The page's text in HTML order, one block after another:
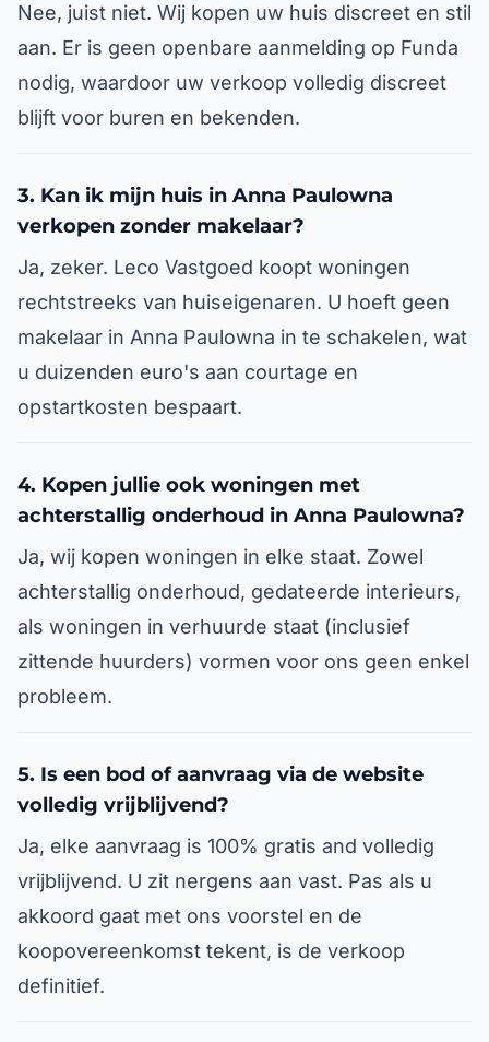
Nee, juist niet. Wij kopen uw huis discreet en stil
aan. Er is geen openbare aanmelding op Funda
nodig, waardoor uw verkoop volledig discreet
blijft voor buren en bekenden.
3. Kan ik mijn huis in Anna Paulowna
verkopen zonder makelaar?
Ja, zeker. Leco Vastgoed koopt woningen
rechtstreeks van huiseigenaren. U hoeft geen
makelaar in Anna Paulowna in te schakelen, wat
u duizenden euro's aan courtage en
opstartkosten bespaart.
4. Kopen jullie ook woningen met
achterstallig onderhoud in Anna Paulowna?
Ja, wij kopen woningen in elke staat. Zowel
achterstallig onderhoud, gedateerde interieurs,
als woningen in verhuurde staat (inclusief
zittende huurders) vormen voor ons geen enkel
probleem.
5. Is een bod of aanvraag via de website
volledig vrijblijvend?
Ja, elke aanvraag is 100% gratis and volledig
vrijblijvend. U zit nergens aan vast. Pas als u
akkoord gaat met ons voorstel en de
koopovereenkomst tekent, is de verkoop
definitief.